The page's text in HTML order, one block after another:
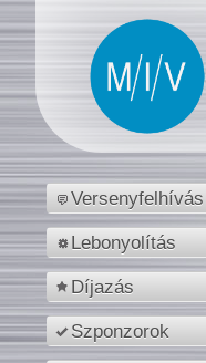
Versenyfelhívás
Lebonyolítás
Díjazás
Szponzorok